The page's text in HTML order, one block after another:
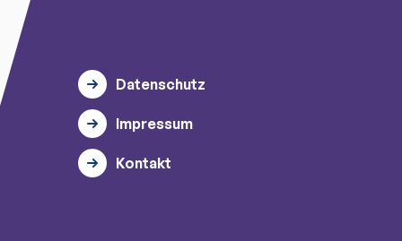
Datenschutz
Impressum
Kontakt